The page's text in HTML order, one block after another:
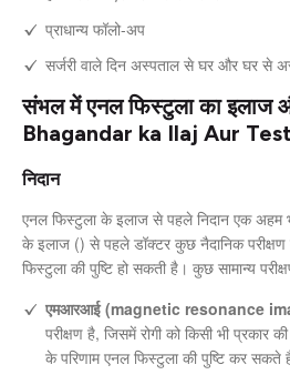
प्राधान्य फॉलो-अप
सर्जरी वाले दिन अस्पताल से घर और घर से
संभल में एनल फिस्टुला का इलाज
Bhagandar ka Ilaj Aur
निदान
एनल फिस्टुला के इलाज से पहले निदान एक अहम
के इलाज () से पहले डॉक्टर कुछ नैदानिक
फिस्टुला की पुष्टि हो सकती है। कुछ सामान्य
एमआरआई (magnetic resonance
परीक्षण है, जिसमें रोगी को किसी भी प्रकार
के परिणाम एनल फिस्टुला की पुष्टि कर सकते